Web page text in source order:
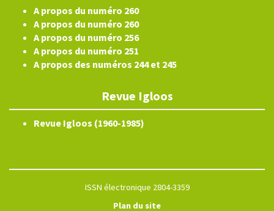
A propos du numéro 260
A propos du numéro 260
A propos du numéro 256
A propos du numéro 251
A propos des numéros 244 et 245
Revue Igloos
Revue Igloos (1960-1985)
ISSN électronique 2804-3359
Plan du site